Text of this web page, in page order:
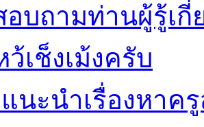
อบถามท่านผู้รู้เกี่
ว้เช็งเม้งครับ
นะนำเรื่องหาค